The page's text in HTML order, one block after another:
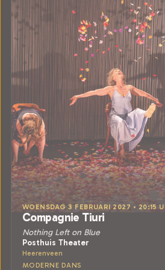
WOENSDAG 3 FEBRUARI 2027 • 20:15
Compagnie Tiuri
Nothing Left on Blue
Posthuis Theater
Heerenveen
MODERNE DANS